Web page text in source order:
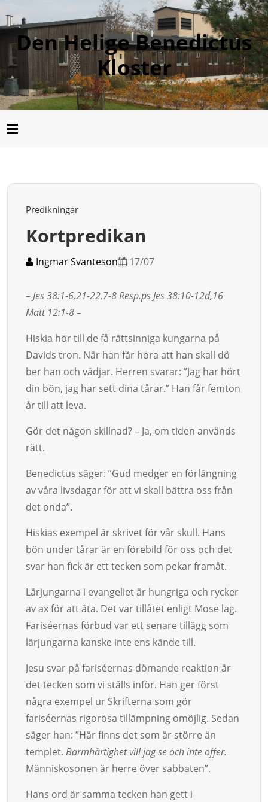
Den Helige Benedictus
Kloster
Predikningar
Kortpredikan
Ingmar Svanteson 17/07
– Jes 38:1-6,21-22,7-8 Resp.ps Jes 38:10-12d,16
Matt 12:1-8 –
Hiskia hör till de få rättsinniga kungarna på
Davids tron. När han får höra att han skall dö
ber han och vädjar. Herren svarar: ”Jag har hört
din bön, jag har sett dina tårar.” Han får femton
år till att leva.
Gör det någon skillnad? – Ja, om tiden används
rätt.
Benedictus säger: ”Gud medger en förlängning
av våra livsdagar för att vi skall bättra oss från
det onda”.
Hiskias exempel är skrivet för vår skull. Hans
bön under tårar är en förebild för oss och det
svar han fick är ett tecken som pekar fram­åt.
Lärjungarna i evangeliet är hungriga och rycker
av ax för att äta. Det var tillåtet enligt Mose lag.
Fari­séernas förbud var ett senare tillägg som
lärjungarna kanske inte ens kände till.
Jesu svar på fariséernas dömande reaktion är
det tecken som vi ställs inför. Han ger först
några exempel ur Skrifterna som gör
fariséernas rigorösa tillämpning omöjlig. Sedan
säger han: ”Här finns det som är större än
templet. Barmhärtighet vill jag se och inte offer.
Människoso­nen är herre över sabba­ten”.
Hans ord är samma tecken han gett i